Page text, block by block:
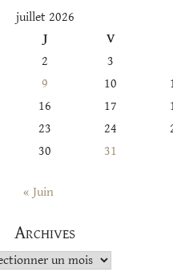
juillet 2026
J
V
2
3
9 10
16 17
23 24
30 31
« Juin
Archives